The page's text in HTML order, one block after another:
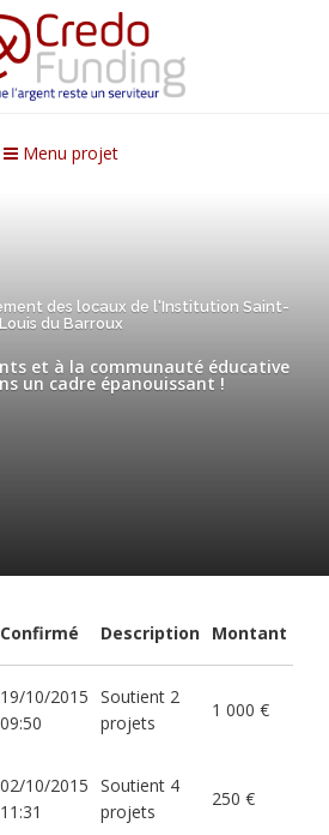
Menu projet
des locaux de l'Institution Saint-
Louis du Barroux
et à la communauté éducative
un cadre épanouissant !
Confirmé Description Montant
19/10/2015
09:50
Soutient 2
projets
1 000 €
02/10/2015
11:31
Soutient 4
projets
250 €